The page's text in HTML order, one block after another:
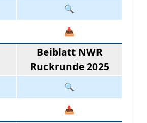
🔍
📥
Beiblatt NWR
Ruckrunde 2025
🔍
📥